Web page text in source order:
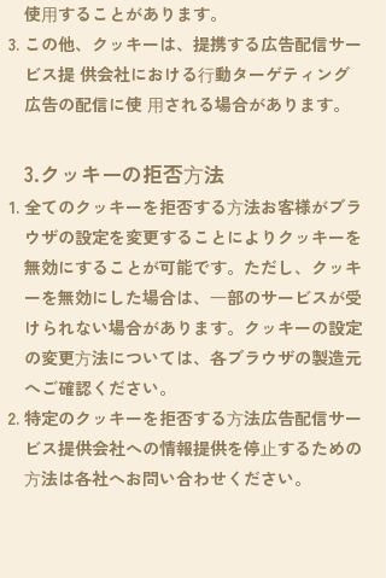
使⽤することがあります。
この他、クッキーは、提携する広告配信サー
ビス提 供会社における⾏動ターゲティング
広告の配信に使 ⽤される場合があります。
3.クッキーの拒否⽅法
全てのクッキーを拒否する⽅法お客様がブラ
ウザの設定を変更することによりクッキーを
無効にすることが可能です。ただし、クッキ
ーを無効にした場合は、⼀部のサービスが受
けられない場合があります。クッキーの設定
の変更⽅法については、各ブラウザの製造元
へご確認ください。
特定のクッキーを拒否する⽅法広告配信サー
ビス提供会社への情報提供を停⽌するための
⽅法は各社へお問い合わせください。